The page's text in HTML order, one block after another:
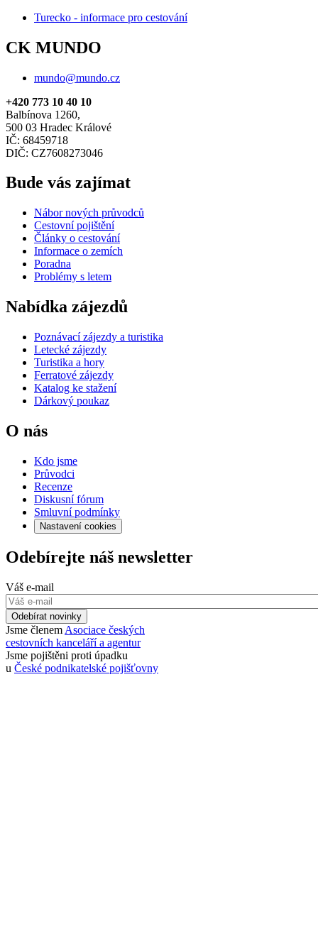
Turecko - informace pro cestování
CK MUNDO
mundo@mundo.cz
+420 773 10 40 10
Balbínova 1260,
500 03 Hradec Králové
IČ: 68459718
DIČ: CZ7608273046
Bude vás zajímat
Nábor nových průvodců
Cestovní pojištění
Články o cestování
Informace o zemích
Poradna
Problémy s letem
Nabídka zájezdů
Poznávací zájezdy a turistika
Letecké zájezdy
Turistika a hory
Ferratové zájezdy
Katalog ke stažení
Dárkový poukaz
O nás
Kdo jsme
Průvodci
Recenze
Diskusní fórum
Smluvní podmínky
Nastavení cookies
Odebírejte náš newsletter
Váš e-mail
Odebírat novinky
Jsme členem Asociace českých
cestovních kanceláří a agentur
Jsme pojištěni proti úpadku
u České podnikatelské pojišťovny